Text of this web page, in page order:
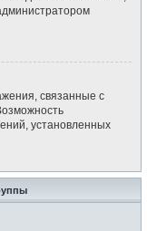
связанные с
установленных